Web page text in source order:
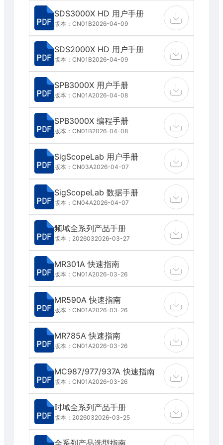
SDS3000X HD 用户手册
版本：CN01B2026-04-09
SDS2000X HD 用户手册
版本：CN01B2026-04-09
SPB3000X 用户手册
版本：CN01A2026-04-08
SPB3000X 编程手册
版本：CN01B2026-04-08
SigScopeLab 用户手册
版本：CN03A2026-04-07
SigScopeLab 数据手册
版本：CN04A2026-04-07
频域全系列产品手册
版本：2026032026-03-27
MR301A 快速指南
版本：CN01A2026-03-26
MR590A 快速指南
版本：CN01A2026-03-26
MR785A 快速指南
版本：CN01A2026-03-26
MC987/977/937A 快速指南
版本：CN01A2026-03-26
时域全系列产品手册
版本：2026032026-03-25
全系列产品选型指南